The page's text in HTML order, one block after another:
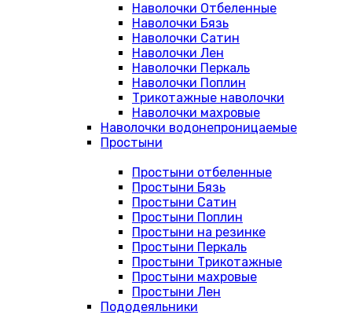
Наволочки Отбеленные
Наволочки Бязь
Наволочки Сатин
Наволочки Лен
Наволочки Перкаль
Наволочки Поплин
Трикотажные наволочки
Наволочки махровые
Наволочки водонепроницаемые
Простыни
Простыни отбеленные
Простыни Бязь
Простыни Сатин
Простыни Поплин
Простыни на резинке
Простыни Перкаль
Простыни Трикотажные
Простыни махровые
Простыни Лен
Пододеяльники